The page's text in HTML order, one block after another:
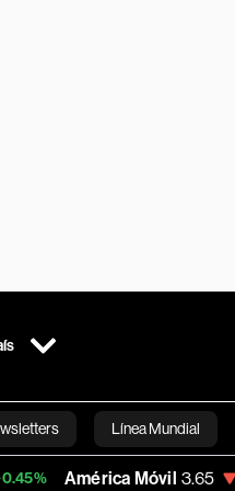
Línea Mundial
Bloomberg
Móvil 3.65 -0.54%